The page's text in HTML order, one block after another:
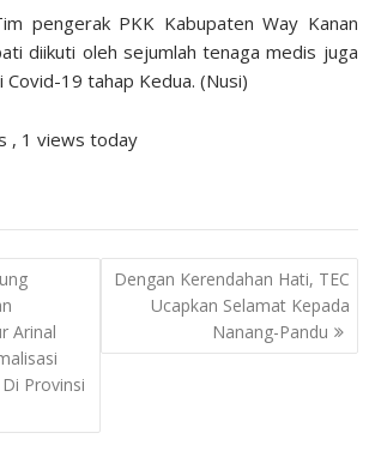
pengerak PKK Kabupaten Way Kanan
diikuti oleh sejumlah tenaga medis juga
Covid-19 tahap Kedua. (Nusi)
, 1 views today
Arinal
Provinsi
Dengan Kerendahan Hati, TEC
Ucapkan Selamat Kepada
Nanang-Pandu